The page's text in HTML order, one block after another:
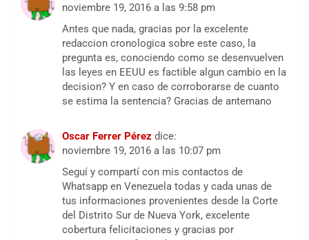
noviembre 19, 2016 a las 9:58 pm
Antes que nada, gracias por la excelente
redaccion cronologica sobre este caso, la
pregunta es, conociendo como se desenvuelven
las leyes en EEUU es factible algun cambio en la
decision? Y en caso de corroborarse de cuanto
se estima la sentencia? Gracias de antemano
Oscar Ferrer Pérez dice:
noviembre 19, 2016 a las 10:07 pm
Seguí y compartí con mis contactos de
Whatsapp en Venezuela todas y cada unas de
tus informaciones provenientes desde la Corte
del Distrito Sur de Nueva York, excelente
cobertura felicitaciones y gracias por